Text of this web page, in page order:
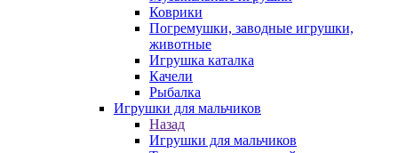
Коврики
Погремушки, заводные игрушки,
животные
Игрушка каталка
Качели
Рыбалка
Игрушки для мальчиков
Назад
Игрушки для мальчиков